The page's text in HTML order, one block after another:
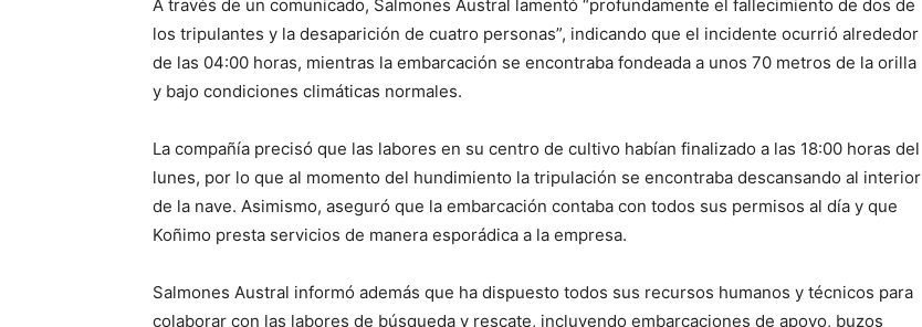
A través de un comunicado, Salmones Austral lamentó “profundamente el fallecimiento de dos de
los tripulantes y la desaparición de cuatro personas”, indicando que el incidente ocurrió alrededor
de las 04:00 horas, mientras la embarcación se encontraba fondeada a unos 70 metros de la orilla
y bajo condiciones climáticas normales.
La compañía precisó que las labores en su centro de cultivo habían finalizado a las 18:00 horas del
lunes, por lo que al momento del hundimiento la tripulación se encontraba descansando al interior
de la nave. Asimismo, aseguró que la embarcación contaba con todos sus permisos al día y que
Koñimo presta servicios de manera esporádica a la empresa.
Salmones Austral informó además que ha dispuesto todos sus recursos humanos y técnicos para
colaborar con las labores de búsqueda y rescate, incluyendo embarcaciones de apoyo, buzos